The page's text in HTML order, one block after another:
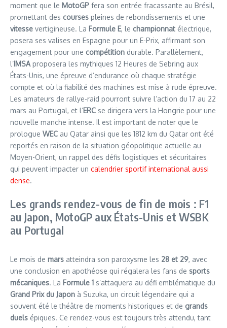
moment que le MotoGP fera son entrée fracassante au Brésil,
promettant des courses pleines de rebondissements et une
vitesse vertigineuse. La Formule E, le championnat électrique,
posera ses valises en Espagne pour un E-Prix, affirmant son
engagement pour une compétition durable. Parallèlement,
l’IMSA proposera les mythiques 12 Heures de Sebring aux
États-Unis, une épreuve d’endurance où chaque stratégie
compte et où la fiabilité des machines est mise à rude épreuve.
Les amateurs de rallye-raid pourront suivre l’action du 17 au 22
mars au Portugal, et l’ERC se dirigera vers la Hongrie pour une
nouvelle manche intense. Il est important de noter que le
prologue WEC au Qatar ainsi que les 1812 km du Qatar ont été
reportés en raison de la situation géopolitique actuelle au
Moyen-Orient, un rappel des défis logistiques et sécuritaires
qui peuvent impacter un calendrier sportif international aussi
dense.
Les grands rendez-vous de fin de mois : F1
au Japon, MotoGP aux États-Unis et WSBK
au Portugal
Le mois de mars atteindra son paroxysme les 28 et 29, avec
une conclusion en apothéose qui régalera les fans de sports
mécaniques. La Formule 1 s’attaquera au défi emblématique du
Grand Prix du Japon à Suzuka, un circuit légendaire qui a
souvent été le théâtre de moments historiques et de grands
duels épiques. Ce rendez-vous est toujours très attendu, tant